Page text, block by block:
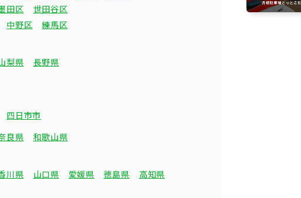
田区
世田谷区
中野区
練馬区
梨県
長野県
四日市市
良県
和歌山県
川県 山口県 愛媛県 徳島県
高知県